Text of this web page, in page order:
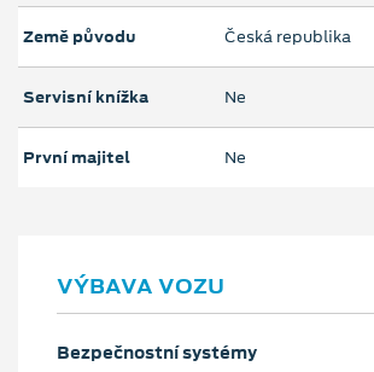
Země původu Česká republika
Servisní knížka Ne
První majitel Ne
VÝBAVA VOZU
Bezpečnostní systémy